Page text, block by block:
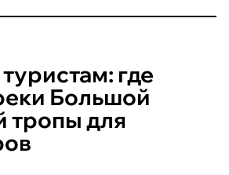
где
Большой
тропы для